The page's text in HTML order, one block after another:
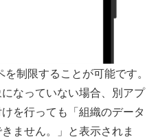
制限することが可能です。
なっていない場合、別アプ
を行っても「組織のデータ
ません。」と表示されま